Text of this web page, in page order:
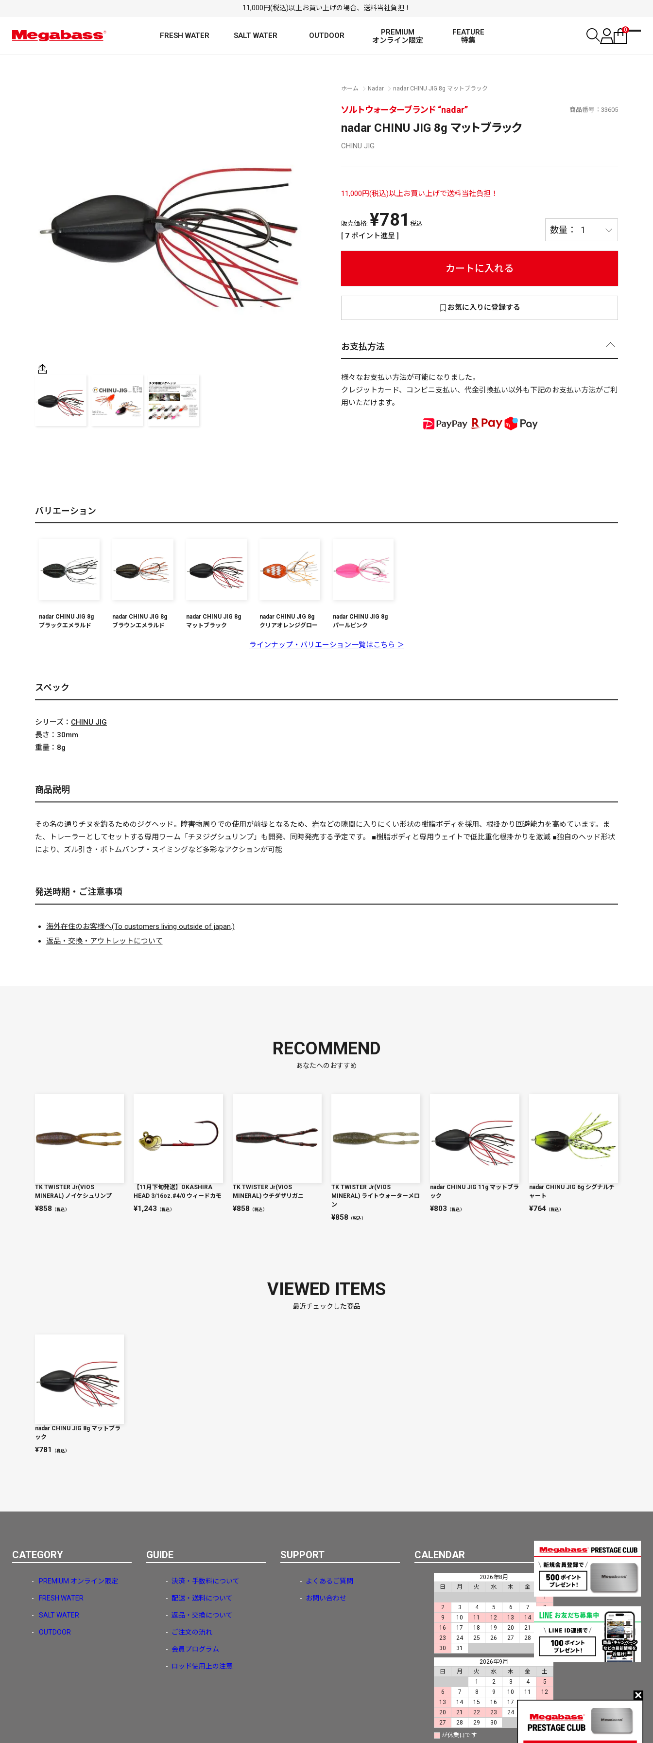
11,000円(税込)以上お買い上げの場合、送料当社負担！
FRESH WATER
TROUT ROD TROUT LURE
SALT WATER
SALTWATER LURE
OUTDOOR
PREMIUM
オンライン限定
FEATURE
特集
0
絞り込み検索
PREMIUM オンライン限定
OUTDOOR
ホーム Nadar nadar CHINU JIG 8g マットブラック
商品番号 33605
ソルトウォーターブランド “nadar”
nadar CHINU JIG 8g マットブラック
CHINU JIG
11,000円(税込)以上お買い上げで送料当社負担！
販売価格: ¥781 税込
[ 7 ポイント進呈 ]
カートに入れる
お気に入りに登録する
お支払方法
様々なお支払い方法が可能になりました。
クレジットカード、コンビニ支払い、代金引換払い以外も下記のお支払い方法がご利
用いただけます。
バリエーション
nadar CHINU JIG 8g
ブラックエメラルド
nadar CHINU JIG 8g
ブラウンエメラルド
nadar CHINU JIG 8g
マットブラック
nadar CHINU JIG 8g
クリアオレンジグロー
nadar CHINU JIG 8g
パールピンク
ラインナップ・バリエーション一覧はこちら ＞
スペック
シリーズ： CHINU JIG
長さ： 30mm
重量： 8g
商品説明
その名の通りチヌを釣るためのジグヘッド。障害物周りでの使用が前提となるため、岩などの隙間に入りにくい形状の樹脂ボディを採用、根掛かり回避能力を高めています。ま
た、トレーラーとしてセットする専用ワーム「チヌジグシュリンプ」も開発、同時発売する予定です。 ■樹脂ボディと専用ウェイトで低比重化根掛かりを激減 ■独自のヘッド形状
により、ズル引き・ボトムバンプ・スイミングなど多彩なアクションが可能
発送時期・ご注意事項
海外在住のお客様へ(To customers living outside of japan.)
返品・交換・アウトレットについて
RECOMMEND
あなたへのおすすめ
TK TWISTER Jr(VIOS
MINERAL) ノイケシュリンプ
858 （税込）
【11月下旬発送】OKASHIRA
HEAD 3/16oz.#4/0 ウィードカモ
1,243 （税込）
TK TWISTER Jr(VIOS
MINERAL) ウチダザリガニ
858 （税込）
TK TWISTER Jr(VIOS
MINERAL) ライトウォーターメロ
ン
858 （税込）
nadar CHINU JIG 11g マットブラ
ック
803 （税込）
nadar CHINU JIG 6g シグナルチ
ャート
764（税込）
VIEWED ITEMS
最近チェックした商品
nadar CHINU JIG 8g マットブラ
ック
781 （税込）
CATEGORY
PREMIUM オンライン限定
FRESH WATER
SALT WATER
OUTDOOR
GUIDE
決済・手数料について
配送・送料について
返品・交換について
ご注文の流れ
会員プログラム
ロッド使用上の注意
SUPPORT
よくあるご質問
お問い合わせ
CALENDAR
2026年8月
日
月 火 水 木 金
1
2
3 4 5 6 7
8
9
10 11 12 13 14
15
16
17 18 19 20 21
22
23
24 25 26 27 28
29
30
31
2026年9月
日
月 火 水 木 金
土
1
2 3 4
5
6
7 8 9 10 11
12
13
14 15 16 17 18
19
20
21 22 23 24 25
27
28 29
30
が休業日です